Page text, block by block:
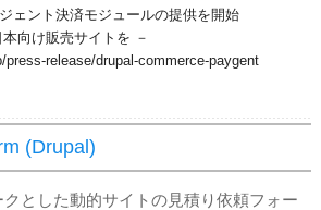
ェント決済モジュールの提供を開始
向け販売サイトを －
press-release/drupal-commerce-paygent
(Drupal)
とした動的サイトの見積り依頼フォー